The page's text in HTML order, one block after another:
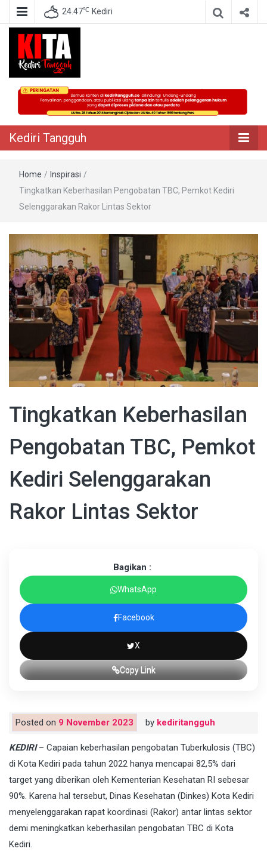
24.47℃ Kediri
Kediri Tangguh
Berita Akurat Terpercaya
Kediri Tangguh
Home / Inspirasi /
Tingkatkan Keberhasilan Pengobatan TBC, Pemkot Kediri
Selenggarakan Rakor Lintas Sektor
Tingkatkan Keberhasilan
Pengobatan TBC, Pemkot
Kediri Selenggarakan
Rakor Lintas Sektor
Bagikan :
WhatsApp
Facebook
X
Copy Link
Posted on 9 November 2023 by kediritangguh
KEDIRI– Capaian keberhasilan pengobatan Tuberkulosis (TBC)
di Kota Kediri pada tahun 2022 hanya mencapai 82,5% dari
target yang diberikan oleh Kementerian Kesehatan RI sebesar
90%. Karena hal tersebut, Dinas Kesehatan (Dinkes) Kota Kediri
menyelenggarakan rapat koordinasi (Rakor) antar lintas sektor
demi meningkatkan keberhasilan pengobatan TBC di Kota
Kediri.